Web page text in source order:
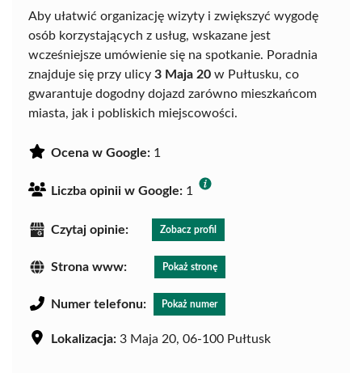
Aby ułatwić organizację wizyty i zwiększyć wygodę
osób korzystających z usług, wskazane jest
wcześniejsze umówienie się na spotkanie. Poradnia
znajduje się przy ulicy 3 Maja 20 w Pułtusku, co
gwarantuje dogodny dojazd zarówno mieszkańcom
miasta, jak i pobliskich miejscowości.
Ocena w Google: 1
Liczba opinii w Google: 1
Czytaj opinie: Zobacz profil
Strona www: Pokaż stronę
Numer telefonu: Pokaż numer
Lokalizacja: 3 Maja 20, 06-100 Pułtusk